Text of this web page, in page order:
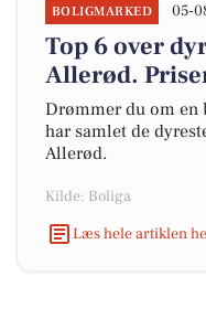
BOLIGMARKED 05-
Top 6 over
Allerød.
Drømmer du om en
har samlet de
Allerød.
Kilde: Boliga
Læs hele artiklen